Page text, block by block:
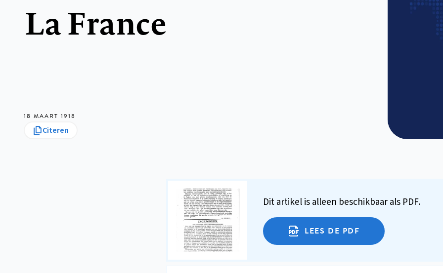
La France
18 MAART 1918
Citeren
Dit artikel is alleen beschikbaar als PDF.
LEES DE PDF